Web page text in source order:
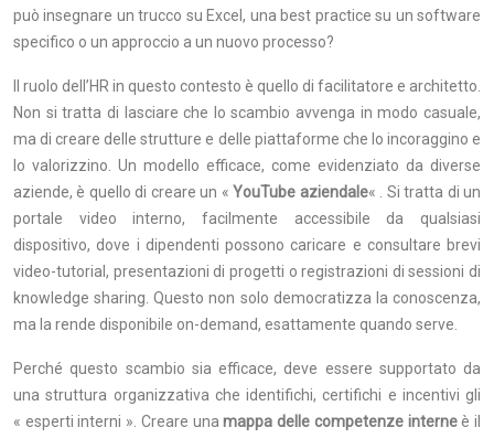
può insegnare un trucco su Excel, una best practice su un software
specifico o un approccio a un nuovo processo?
Il ruolo dell’HR in questo contesto è quello di facilitatore e architetto.
Non si tratta di lasciare che lo scambio avvenga in modo casuale,
ma di creare delle strutture e delle piattaforme che lo incoraggino e
lo valorizzino. Un modello efficace, come evidenziato da diverse
aziende, è quello di creare un «YouTube aziendale« . Si tratta di un
portale video interno, facilmente accessibile da qualsiasi
dispositivo, dove i dipendenti possono caricare e consultare brevi
video-tutorial, presentazioni di progetti o registrazioni di sessioni di
knowledge sharing. Questo non solo democratizza la conoscenza,
ma la rende disponibile on-demand, esattamente quando serve.
Perché questo scambio sia efficace, deve essere supportato da
una struttura organizzativa che identifichi, certifichi e incentivi gli
« esperti interni ». Creare unamappa delle competenze interneè il